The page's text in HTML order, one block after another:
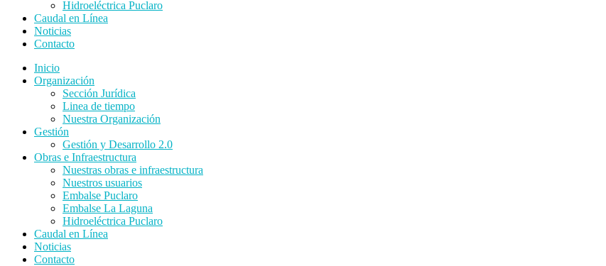
Hidroeléctrica Puclaro
Caudal en Línea
Noticias
Contacto
Inicio
Organización
Sección Jurídica
Linea de tiempo
Nuestra Organización
Gestión
Gestión y Desarrollo 2.0
Obras e Infraestructura
Nuestras obras e infraestructura
Nuestros usuarios
Embalse Puclaro
Embalse La Laguna
Hidroeléctrica Puclaro
Caudal en Línea
Noticias
Contacto